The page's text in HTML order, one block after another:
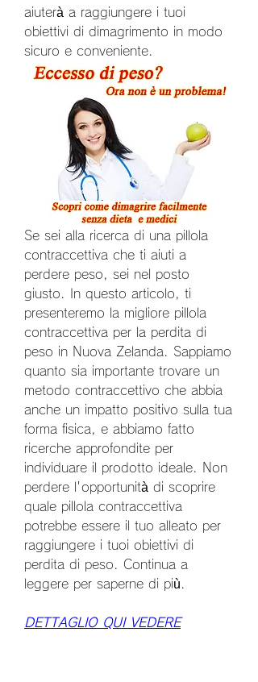
aiuterà a raggiungere i tuoi
obiettivi di dimagrimento in modo
sicuro e conveniente.
Se sei alla ricerca di una pillola
contraccettiva che ti aiuti a
perdere peso, sei nel posto
giusto. In questo articolo, ti
presenteremo la migliore pillola
contraccettiva per la perdita di
peso in Nuova Zelanda. Sappiamo
quanto sia importante trovare un
metodo contraccettivo che abbia
anche un impatto positivo sulla tua
forma fisica, e abbiamo fatto
ricerche approfondite per
individuare il prodotto ideale. Non
perdere l'opportunità di scoprire
quale pillola contraccettiva
potrebbe essere il tuo alleato per
raggiungere i tuoi obiettivi di
perdita di peso. Continua a
leggere per saperne di più.
DETTAGLIO QUI VEDERE